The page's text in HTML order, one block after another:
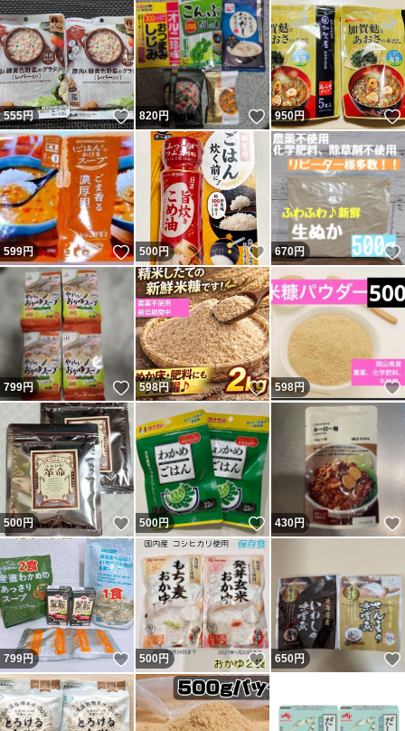
555円 いいね！
820円 いいね！
950円
599円 いいね！
500円 いいね！
670円
799円 いいね！
598円 いいね！
598円
500円 いいね！
500円 いいね！
430円
799円 いいね！
500円 いいね！
650円